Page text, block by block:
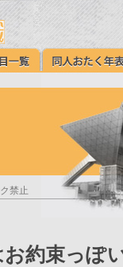
禁止
約束っぽ